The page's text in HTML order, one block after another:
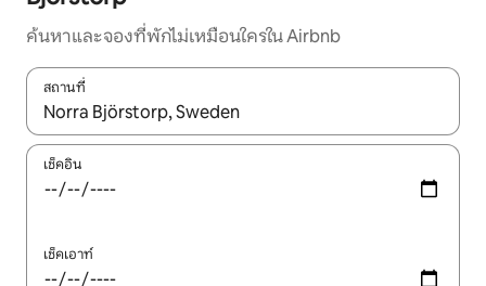
ค้นหาและจองที่พักไม่เหมือนใครใน Airbnb
สถานที่
ใช้ลูกศรขึ้นลง หรือใช้การสัมผัสหรือปัด เพื่อสำรวจผลการค้นหา
เช็คอิน
เช็คเอาท์